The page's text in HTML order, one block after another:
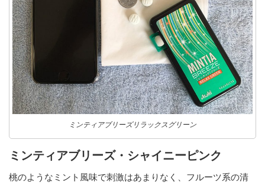
ミンティアブリーズリラックスグリーン
ミンティアブリーズ・シャイニーピンク
桃のようなミント風味で刺激はあまりなく、フルーツ系の清